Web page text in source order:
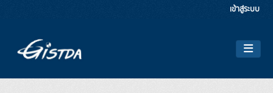
เข้าสู่ระบบ